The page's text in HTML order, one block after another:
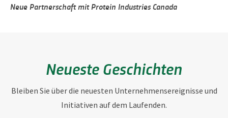
Neue Partnerschaft mit Protein Industries Canada
Neueste Geschichten
Bleiben Sie über die neuesten Unternehmensereignisse und
Initiativen auf dem Laufenden.